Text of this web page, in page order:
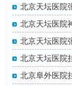
北京天坛医院
北京天坛医院
北京天坛医院
北京天坛医院
北京阜外医院